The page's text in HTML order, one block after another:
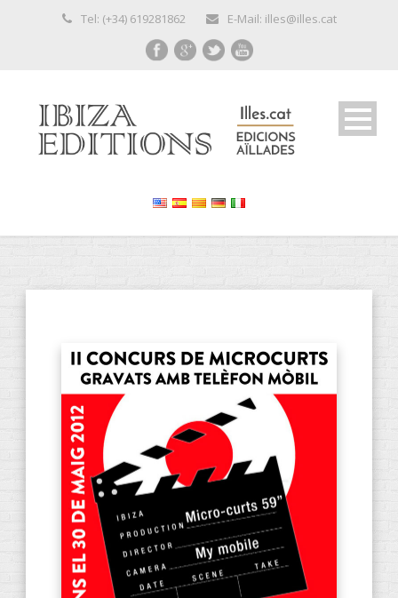
Tel: (+34) 619281862 E-Mail: illes@illes.cat